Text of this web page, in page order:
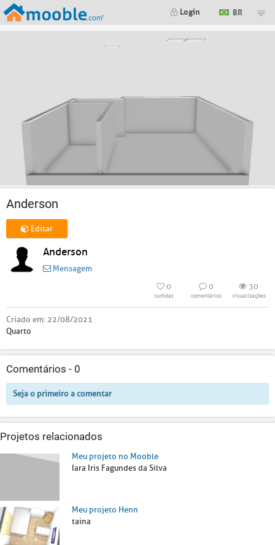
Login BR
Anderson
Editar
Anderson
Mensagem
0
curtidas
0
comentários
30
visualizações
Criado em: 22/08/2021
Quarto
Comentários - 0
Seja o primeiro a comentar
Projetos relacionados
Meu projeto no Mooble
Iara Iris Fagundes da Silva
Meu projeto Henn
taina